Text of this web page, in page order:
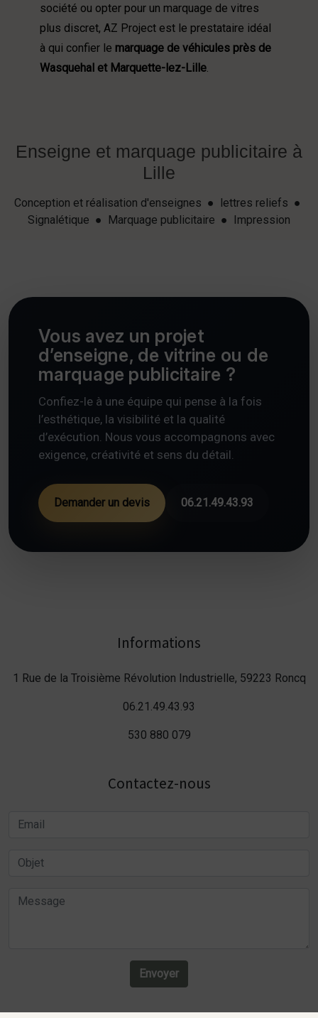
société ou opter pour un marquage de vitres
plus discret, AZ Project est le prestataire idéal
à qui confier le marquage de véhicules près de
Wasquehal et Marquette-lez-Lille.
Enseigne et marquage publicitaire à
Lille
Conception et réalisation d'enseignes ● lettres reliefs ●
Signalétique ● Marquage publicitaire ● Impression
Vous avez un projet
d’enseigne, de vitrine ou de
marquage publicitaire ?
Confiez-le à une équipe qui pense à la fois
l’esthétique, la visibilité et la qualité
d’exécution. Nous vous accompagnons avec
exigence, créativité et sens du détail.
Demander un devis 06.21.49.43.93
Informations
1 Rue de la Troisième Révolution Industrielle, 59223 Roncq
06.21.49.43.93
530 880 079
Contactez-nous
Envoyer